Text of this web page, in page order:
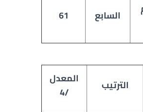
السابع 61
الترتيب
المعدل
/4